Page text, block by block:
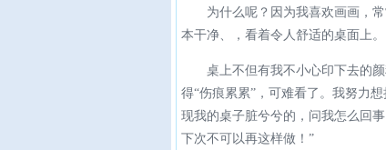
为什么呢？因为我喜欢画画，常
本干净、，看着令人舒适的桌面上。
桌上不但有我不小心印下去的颜
得“伤痕累累”，可难看了。我努力
现我的桌子脏兮兮的，问我怎么回
下次不可以再这样做！”